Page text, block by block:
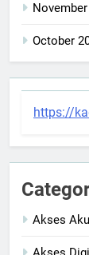
October
https://
Akses